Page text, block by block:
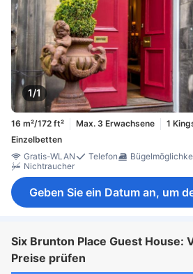
1/1
16 m²/172 ft² Max. 3 Erwachsene
1
Einzelbetten
Gratis-WLAN
Telefon
Nichtraucher
Geben Sie ein Datum an, um
Six Brunton Place Guest House:
Preise prüfen